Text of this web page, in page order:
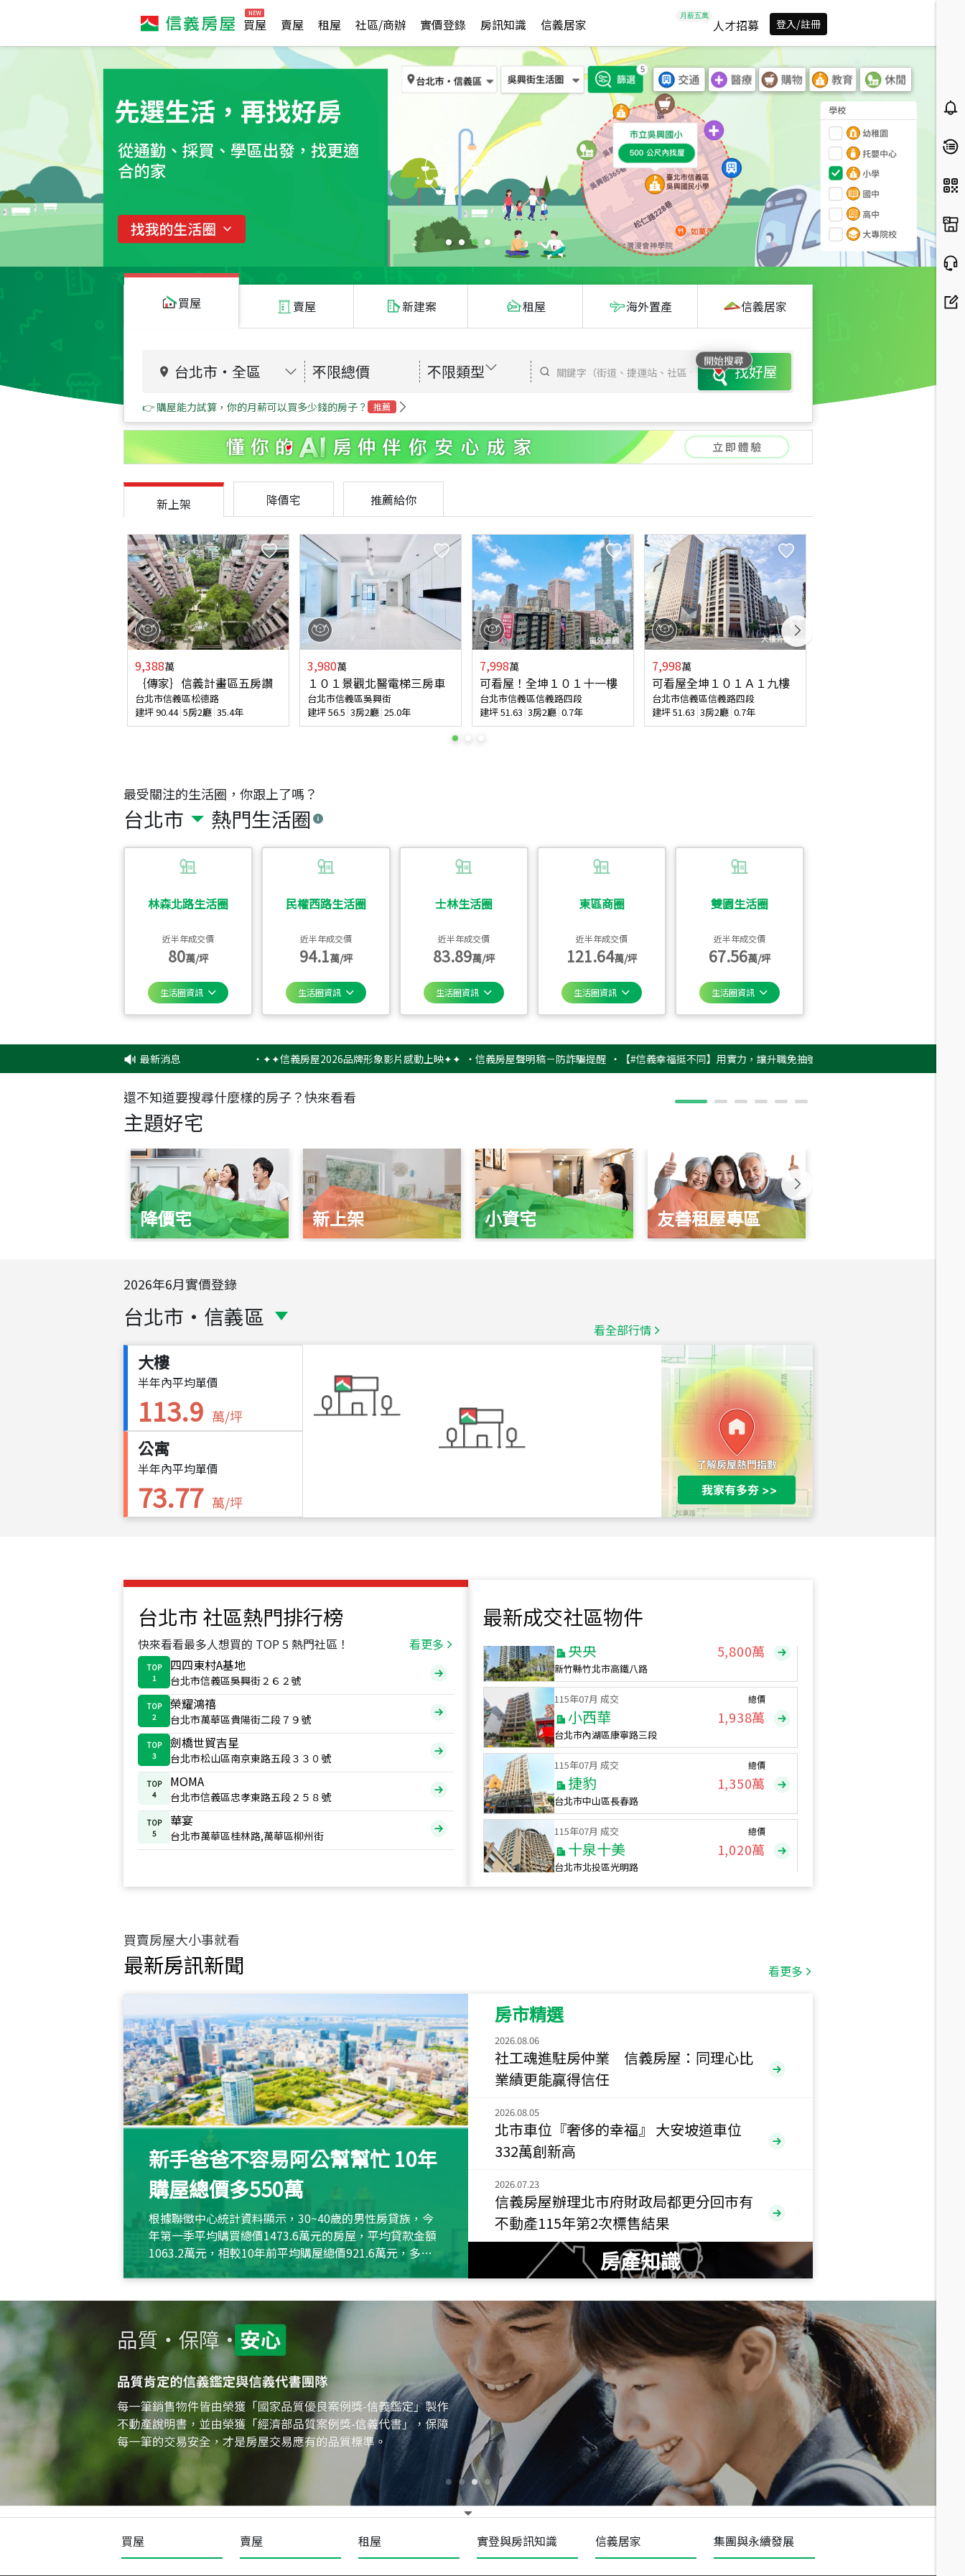
買屋 賣屋 租屋 社區/商辦 實價登錄 房訊知識 信義居家 人才招募 登入/註冊
買屋 賣屋 新建案 租屋 海外置產 信義居家
台北市 ・ 全區 不限總價 不限類型 開始搜尋找好屋
👉 購屋能力試算，你的月薪可以買多少錢的房子？ 推薦
最受關注的生活圈，你跟上了嗎？
台北市 熱門生活圈
林森北路生活圈
近半年成交價
80萬/坪
生活圈資訊
民權西路生活圈
近半年成交價
94.1萬/坪
生活圈資訊
士林生活圈
近半年成交價
83.89萬/坪
生活圈資訊
東區商圈
近半年成交價
121.64萬/坪
生活圈資訊
雙園生活圈
近半年成交價
67.56萬/坪
生活圈資訊
新上架 降價宅 推薦給你
9,388萬
｛傳家｝信義計畫區五房讚
台北市信義區松德路
建坪90.44 5房2廳 35.4年
3,980萬
１０１景觀北醫電梯三房車
台北市信義區吳興街
建坪56.5 3房2廳 25.0年
7,998萬
可看屋！全坤１０１十一樓
台北市信義區信義路四段
建坪51.63 3房2廳 0.7年
7,998萬
可看屋全坤１０１Ａ１九樓
台北市信義區信義路四段
建坪51.63 3房2廳 0.7年
最新消息 ✦✦信義房屋2026品牌形象影片感動上映✦✦ ‧信義房屋聲明稿－防詐騙提醒 ‧【#信義幸福挺不同】用實力，讓升職免抽號碼牌！最新雇主品牌影片上架，立即GO
還不知道要搜尋什麼樣的房子？快來看看
主題好宅
降價宅 新上架 小資宅 友善租屋專區
2026年6月實價登錄
台北市 ・ 信義區 看全部行情
大樓
半年內平均單價
113.9 萬/坪
公寓
半年內平均單價
73.77 萬/坪
台北市 社區熱門排行榜
快來看看最多人想買的 TOP 5 熱門社區！ 看更多
TOP
1
四四東村A基地
台北市信義區吳興街２６２號
TOP
2
榮耀鴻禧
台北市萬華區貴陽街二段７９號
TOP
3
劍橋世貿吉星
台北市松山區南京東路五段３３０號
TOP
4
MOMA
台北市信義區忠孝東路五段２５８號
TOP
5
華宴
台北市萬華區桂林路,萬華區柳州街
最新成交社區物件
台北市中山區長春路
總價
1,020萬
總價
490萬
新竹市新竹市慈祥路
總價
1,808萬
115年07月 成交
新竹縣竹北市高鐵八路
115年07月 成交
小西華
台北市內湖區康寧路三段
總價
1,938萬
115年07月 成交
捷豹
台北市中山區長春路
總價
1,350萬
115年07月 成交
十泉十美
台北市北投區光明路
總價
1,020萬
115
新北市永和區環河西路二段
115年07月 成交
央央 5,800萬
115年
小西華
115年07月 成交
捷豹
台北市中山區長春路
總價
115年07月 成交
十泉十美
台北市北投區光明路
總價
1,020 萬
年 07 月 成交
四維天廈
新竹市新竹市四維路
總價
490萬
115 月 成交
菁英典藏
新竹市新竹市慈祥路
1,808萬
買賣房屋大小事就看
最新房訊新聞 看更多
新手爸爸不容易阿公幫幫忙 10年
購屋總價多550萬
根據聯徵中心統計資料顯示，30~40歲的男性房貸族，今
年第一季平均購買總價1473.6萬元的房屋，平均貸款金額
1063.2萬元，相較10年前平均購屋總價921.6萬元，多出
約550萬元，且貸款金額也多
房市精選
2026.08.06
社工魂進駐房仲業 信義房屋：同理心比
業績更能贏得信任
2026.08.05
北市車位『奢侈的幸福』 大安坡道車位
332萬創新高
2026.07.23
信義房屋辦理北市府財政局都更分回市有
不動產115年第2次標售結果
房產知識
買屋 賣屋 租屋 實登與房訊知識 信義居家 集團與永續發展